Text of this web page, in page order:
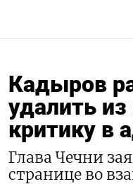
Кадыров
удалить из
критику в
Глава Чечни
странице во